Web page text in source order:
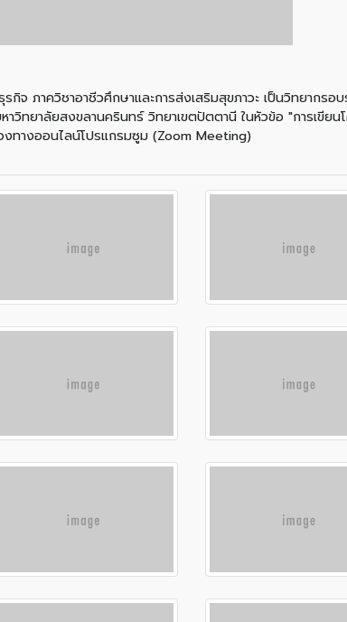
จ ภาควิชาอาชีวศึกษาและการส่งเสริมสุขภาวะ เป็นวิทยากรอ
ทยาลัยสงขลานครินทร์ วิทยาเขตปัตตานี ในหัวข้อ "การเขียน
ทางออนไลน์โปรแกรมซูม (Zoom Meeting)